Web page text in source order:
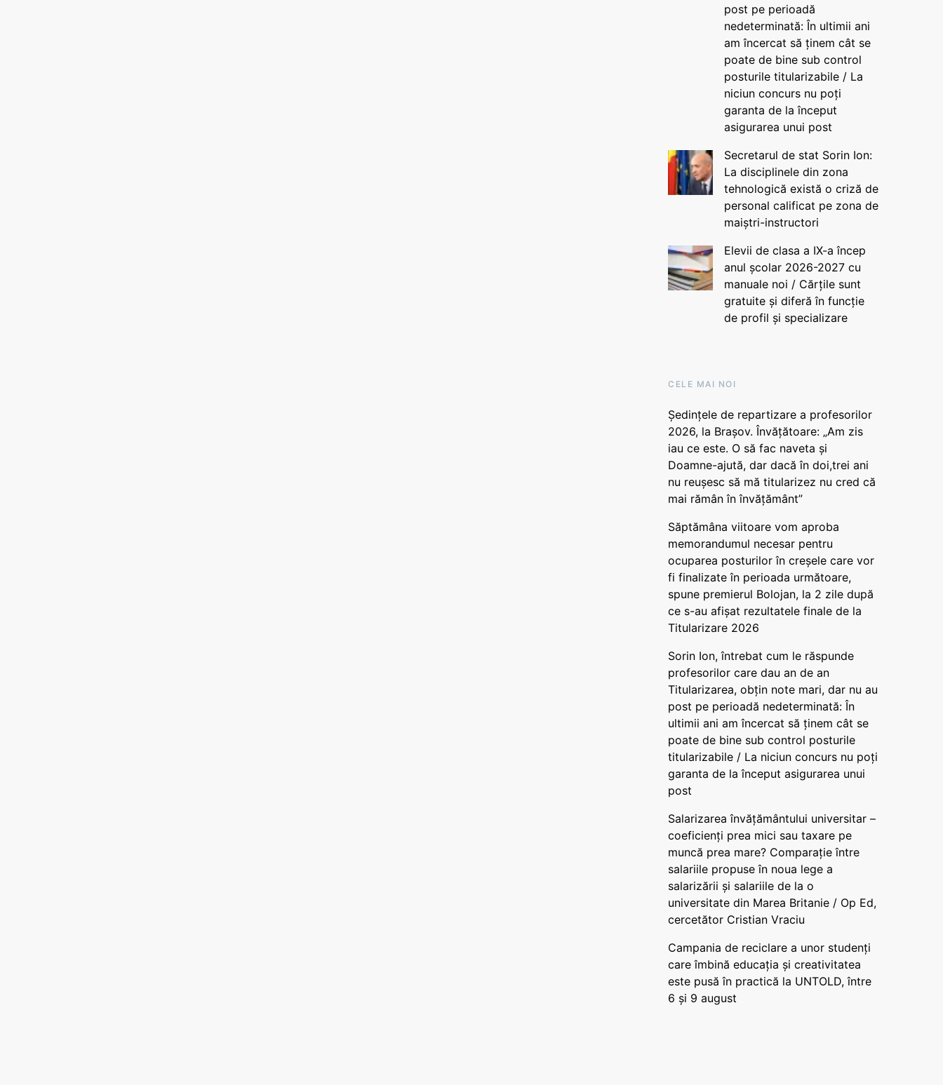
post pe perioadă
nedeterminată: În ultimii ani
am încercat să ținem cât se
poate de bine sub control
posturile titularizabile / La
niciun concurs nu poți
garanta de la început
asigurarea unui post
Secretarul de stat Sorin Ion:
La disciplinele din zona
tehnologică există o criză de
personal calificat pe zona de
maiștri-instructori
Elevii de clasa a IX-a încep
anul școlar 2026-2027 cu
manuale noi / Cărțile sunt
gratuite și diferă în funcție
de profil și specializare
CELE MAI NOI
Ședințele de repartizare a profesorilor
2026, la Brașov. Învățătoare: „Am zis
iau ce este. O să fac naveta și
Doamne-ajută, dar dacă în doi,trei ani
nu reușesc să mă titularizez nu cred că
mai rămân în învățământ”
Săptămâna viitoare vom aproba
memorandumul necesar pentru
ocuparea posturilor în creșele care vor
fi finalizate în perioada următoare,
spune premierul Bolojan, la 2 zile după
ce s-au afișat rezultatele finale de la
Titularizare 2026
Sorin Ion, întrebat cum le răspunde
profesorilor care dau an de an
Titularizarea, obțin note mari, dar nu au
post pe perioadă nedeterminată: În
ultimii ani am încercat să ținem cât se
poate de bine sub control posturile
titularizabile / La niciun concurs nu poți
garanta de la început asigurarea unui
post
Salarizarea învățământului universitar –
coeficienți prea mici sau taxare pe
muncă prea mare? Comparație între
salariile propuse în noua lege a
salarizării și salariile de la o
universitate din Marea Britanie / Op Ed,
cercetător Cristian Vraciu
Campania de reciclare a unor studenți
care îmbină educația și creativitatea
este pusă în practică la UNTOLD, între
6 și 9 august